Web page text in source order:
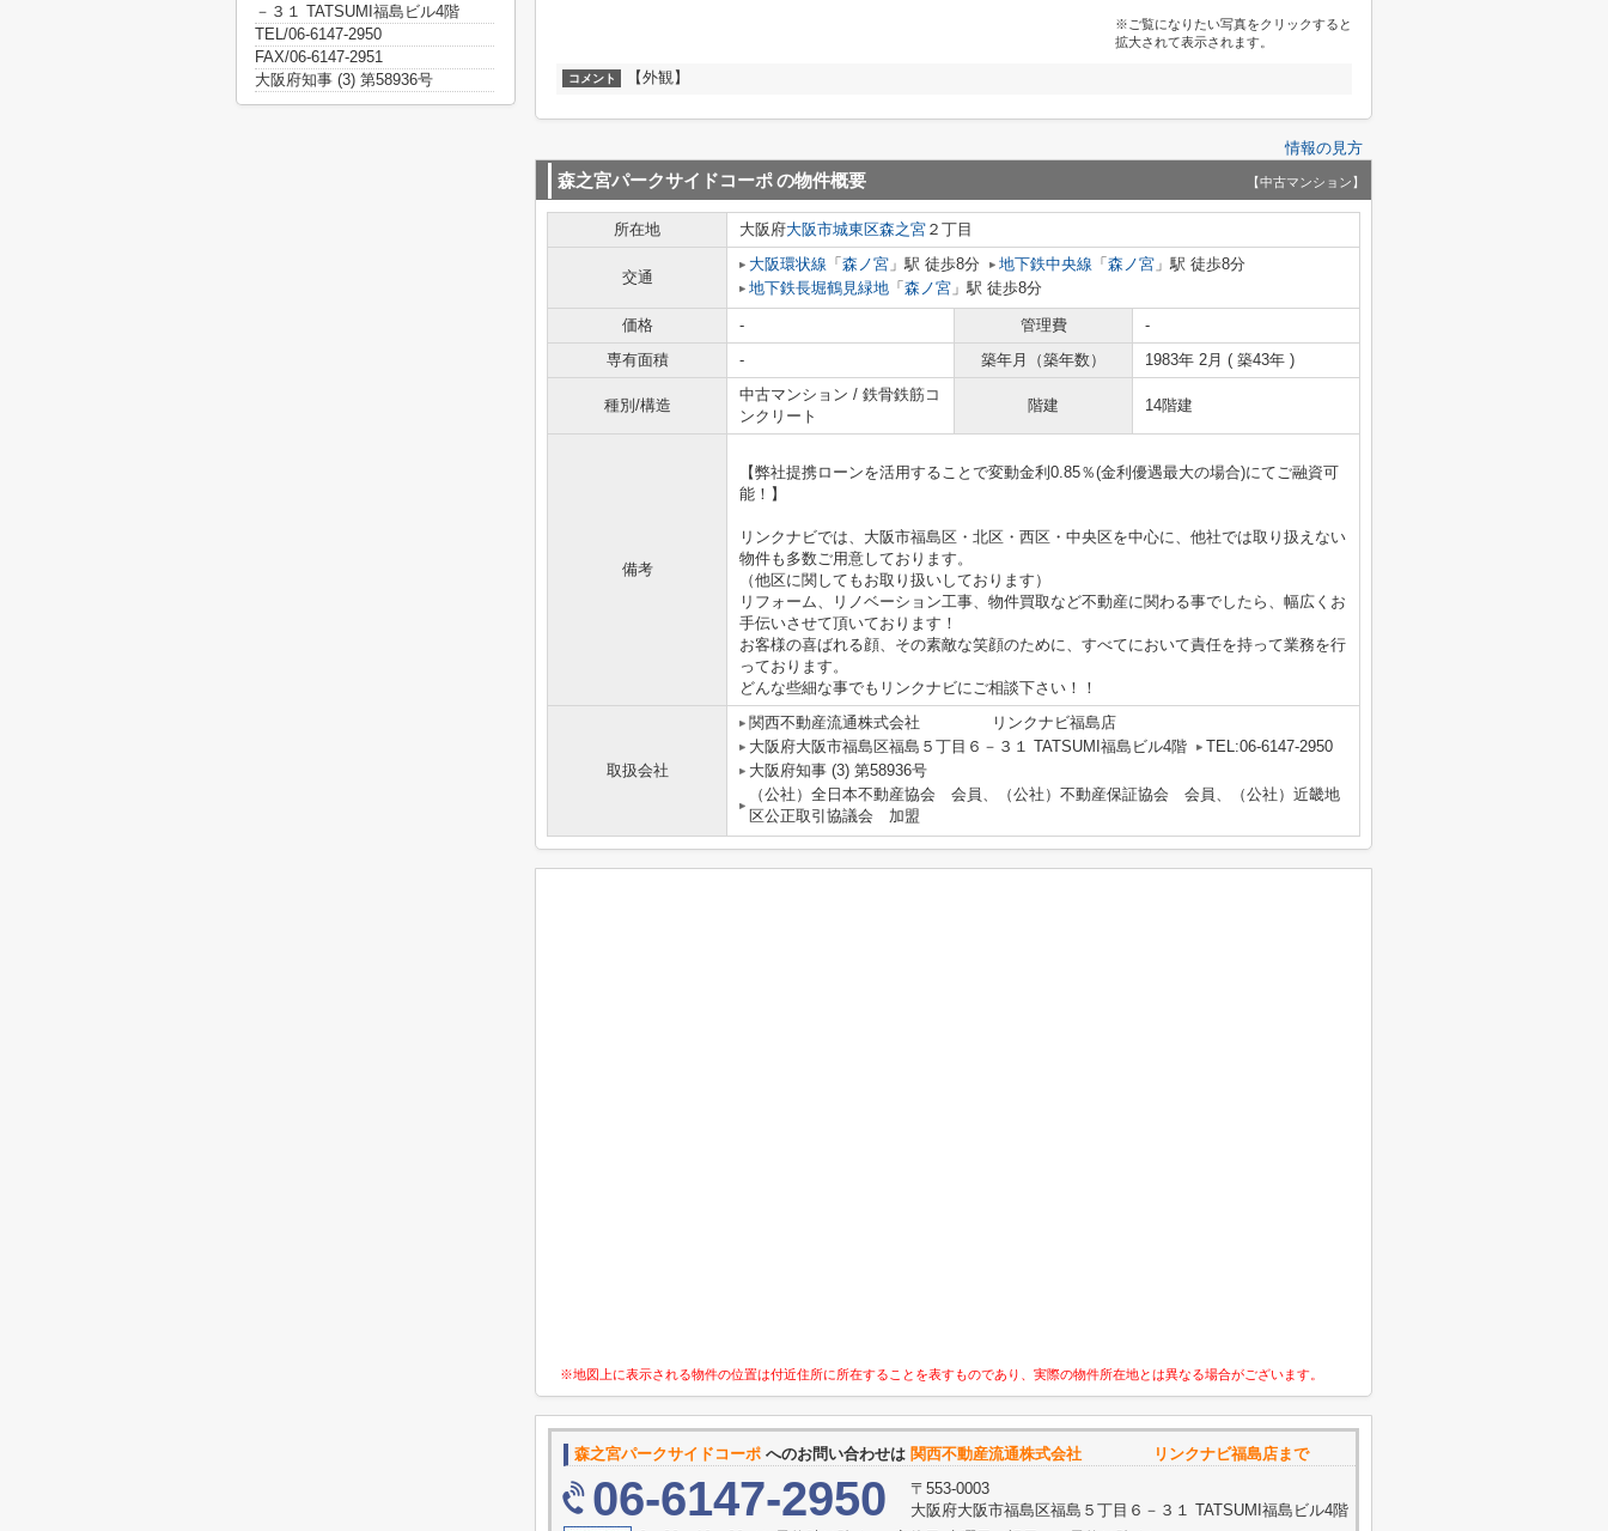
※ご覧になりたい写真をクリックすると
拡大されて表示されます。
コメント 【外観】
情報の見方
森之宮パークサイドコーポの物件概要 【中古マンション】
所在地 大阪府大阪市城東区森之宮 ２丁目
交通
大阪環状線 「 森ノ宮 」駅 徒歩8分 地下鉄中央線 「 森ノ宮 」駅 徒歩8分
地下鉄長堀鶴見緑地 「 森ノ宮 」駅 徒歩8分
価格 - 管理費
-
専有面積
- 築年月（築年数） 1983年 2月 ( 築43年 )
種別/構造
中古マンション / 鉄骨鉄筋コ
ンクリート
階建 14階建
備考
【弊社提携ローンを活用することで変動金利0.85％(金利優遇最大の場合)にてご融資可
能！】
リンクナビでは、大阪市福島区・北区・西区・中央区を中心に、他社では取り扱えない
物件も多数ご用意しております。
（他区に関してもお取り扱いしております）
リフォーム、リノベーション工事、物件買取など不動産に関わる事でしたら、幅広くお
手伝いさせて頂いております！
お客様の喜ばれる顔、その素敵な笑顔のために、すべてにおいて責任を持って業務を行
っております。
どんな些細な事でもリンクナビにご相談下さい！！
取扱会社
関西不動産流通株式会社 リンクナビ福島店
大阪府大阪市福島区福島５丁目６－３１ TATSUMI福島ビル4階
TEL:06-6147-2950
大阪府知事 (3) 第58936号
（公社）全日本不動産協会 会員、（公社）不動産保証協会 会員、（公社）近畿地
区公正取引協議会 加盟
※地図上に表示される物件の位置は付近住所に所在することを表すものであり、実際の物件所在地とは異なる場合がございます。
森之宮パークサイドコーポ へのお問い合わせは 関西不動産流通株式会社 リンクナビ福島店まで
06-6147-2950
〒553-0003
大阪府大阪市福島区福島５丁目６－３１ TATSUMI福島ビル4階
－３１ TATSUMI福島ビル4階
TEL/06-6147-2950
FAX/06-6147-2951
大阪府知事 (3) 第58936号